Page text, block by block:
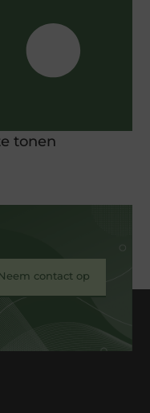
tonen
contact op